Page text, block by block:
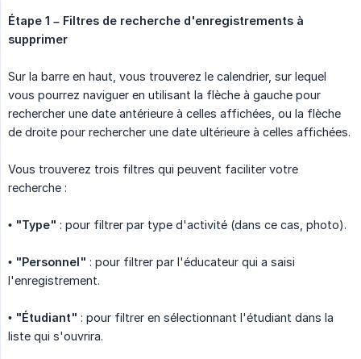
Étape 1 – Filtres de recherche d'enregistrements à
supprimer
Sur la barre en haut, vous trouverez le calendrier, sur lequel
vous pourrez naviguer en utilisant la flèche à gauche pour
rechercher une date antérieure à celles affichées, ou la flèche
de droite pour rechercher une date ultérieure à celles affichées.
Vous trouverez trois filtres qui peuvent faciliter votre
recherche :
• "Type" : pour filtrer par type d'activité (dans ce cas, photo).
• "Personnel" : pour filtrer par l'éducateur qui a saisi
l'enregistrement.
• "Étudiant" : pour filtrer en sélectionnant l'étudiant dans la
liste qui s'ouvrira.